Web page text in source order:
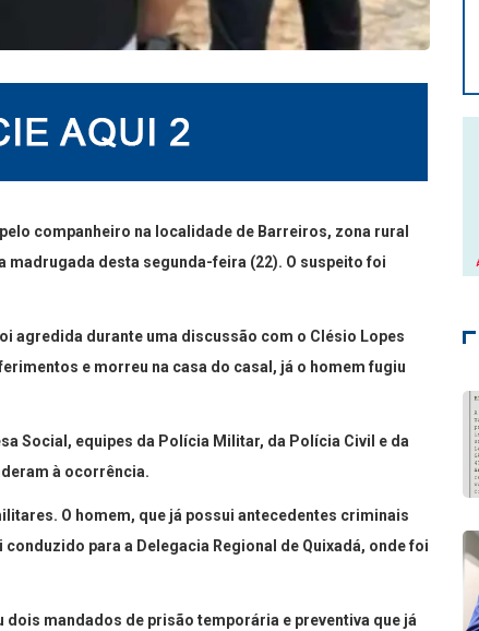
companheiro na localidade de Barreiros, zona rural
madrugada desta segunda-feira (22). O suspeito foi
agredida durante uma discussão com o Clésio Lopes
e morreu na casa do casal, já o homem fugiu
Social, equipes da Polícia Militar, da Polícia Civil e da
à ocorrência.
O homem, que já possui antecedentes criminais
para a Delegacia Regional de Quixadá, onde foi
mandados de prisão temporária e preventiva que já